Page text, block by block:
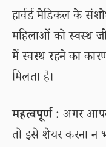
हार्वर्ड मेडिकल के
महिलाओं को स्वस्थ
में स्वस्थ रहने का
मिलता है।
महत्वपूर्ण: अगर
तो इसे शेयर करना